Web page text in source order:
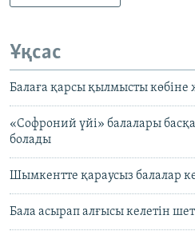
Ұқсас
Балаға қарсы қылмысты
«Софроний үйі» балалары
болады
Шымкентте қараусыз балалар
Бала асырап алғысы келетін